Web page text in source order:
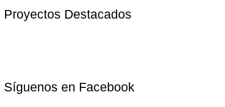
Proyectos Destacados
Síguenos en Facebook